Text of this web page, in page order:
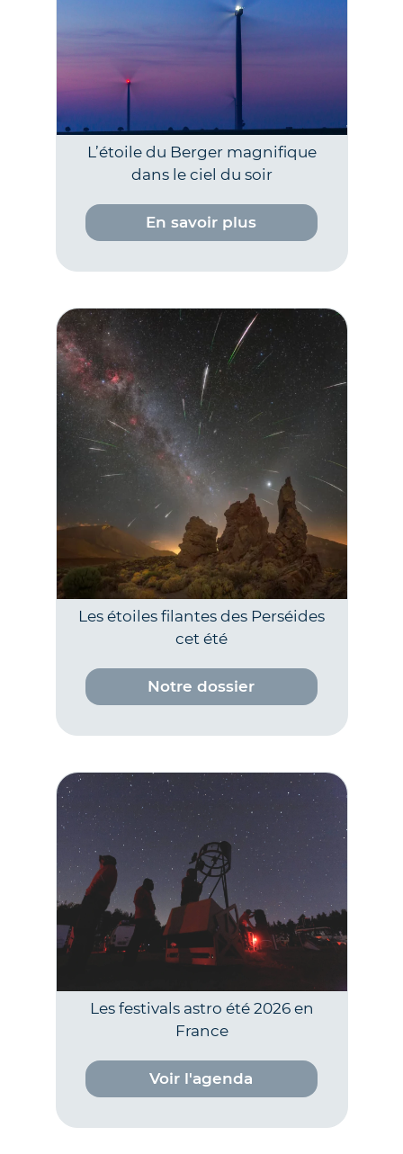
L’étoile du Berger magnifique
dans le ciel du soir
En savoir plus
Les étoiles filantes des Perséides
cet été
Notre dossier
Les festivals astro été 2026 en
France
Voir l'agenda